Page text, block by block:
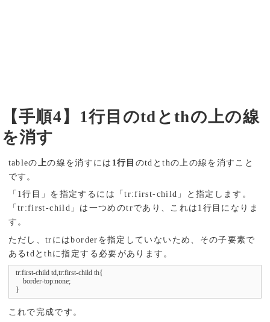
【手順4】1行目のtdとthの上の線
を消す
tableの 上の線を消すには 1行目 のtdとthの上の線を消すこと
です。
「1行目」を指定するには「tr:first-child」と指定します。
「tr:first-child」は一つめのtrであり、これは1行目になりま
す。
ただし、trにはborderを指定していないため、その子要素で
あるtdとthに指定する必要があります。
tr:first-child td,tr:first-child th{
    border-top:none;
}
これで完成です。